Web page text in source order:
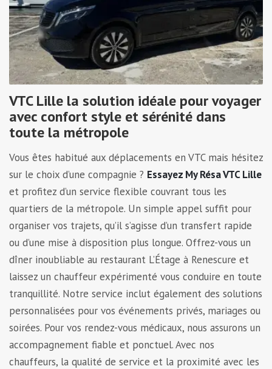
VTC Lille la solution idéale pour voyager
avec confort style et sérénité dans
toute la métropole
Vous êtes habitué aux déplacements en VTC mais hésitez
sur le choix d’une compagnie ? Essayez My Résa VTC Lille
et profitez d’un service flexible couvrant tous les
quartiers de la métropole. Un simple appel suffit pour
organiser vos trajets, qu’il s’agisse d’un transfert rapide
ou d’une mise à disposition plus longue. Offrez-vous un
dîner inoubliable au restaurant L’Étage à Renescure et
laissez un chauffeur expérimenté vous conduire en toute
tranquillité. Notre service inclut également des solutions
personnalisées pour vos événements privés, mariages ou
soirées. Pour vos rendez-vous médicaux, nous assurons un
accompagnement fiable et ponctuel. Avec nos
chauffeurs, la qualité de service et la proximité avec les